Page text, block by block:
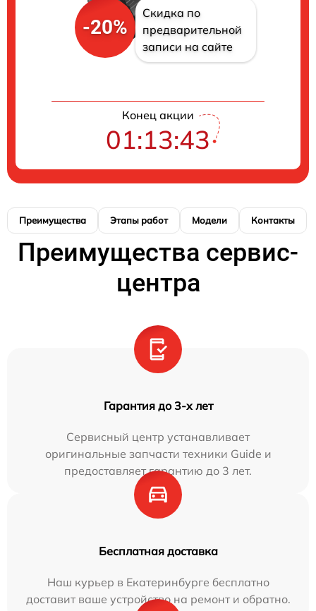
-20%
Скидка по
предварительной
записи на сайте
Конец акции
01:13:42
Преимущества Этапы работ Модели Контакты
Преимущества сервис-
центра
Гарантия до 3-х лет
Сервисный центр устанавливает
оригинальные запчасти техники Guide и
предоставляет гарантию до 3 лет.
Бесплатная доставка
Наш курьер в Екатеринбурге бесплатно
доставит ваше устройство на ремонт и обратно.